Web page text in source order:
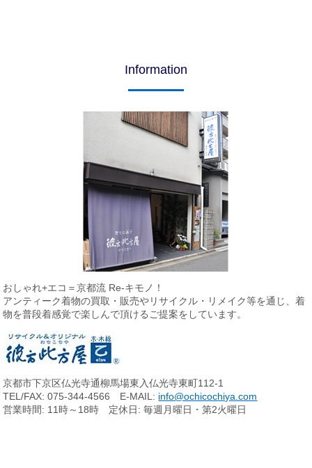
Information
おしゃれ+エコ＝京都流 Re-キモノ！
アンティーク着物の買取・販売やリサイクル・リメイク等を通じ、着
物を普段着感覚で楽しんで頂けるご提案をしています。
京都市下京区仏光寺通柳馬場東入仏光寺東町112-1
TEL/FAX: 075-344-4566 E-MAIL: info@ochicochiya.com
営業時間: 11時～18時 定休日: 毎週月曜日・第2火曜日